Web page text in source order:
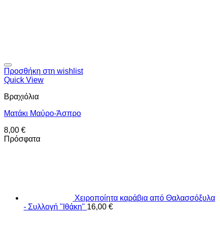
Προσθήκη στη wishlist
Quick View
Βραχιόλια
Ματάκι Μαύρο-Άσπρο
8,00 €
Πρόσφατα
Χειροποίητα καράβια από Θαλασσόξυλα
- Συλλογή "Ιθάκη" 16,00 €